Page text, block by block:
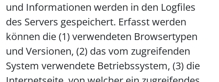
und Informationen werden in den Logfiles
des Servers gespeichert. Erfasst werden
können die (1) verwendeten Browsertypen
und Versionen, (2) das vom zugreifenden
System verwendete Betriebssystem, (3) die